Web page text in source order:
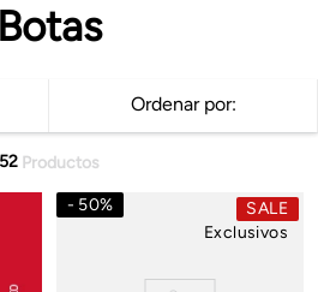
Botas
Ordenar por
52 Productos
50%
SALE
Exclusivos